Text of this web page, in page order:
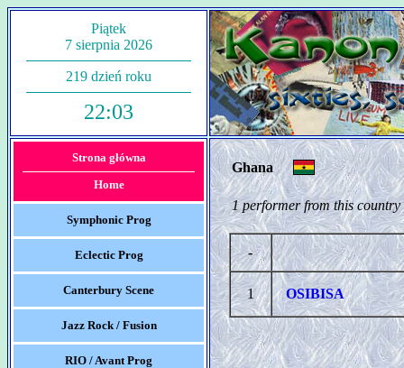
Piątek
7 sierpnia 2026
219 dzień roku
22:03
Strona główna
Home
Symphonic Prog
Eclectic Prog
Canterbury Scene
Jazz Rock / Fusion
RIO / Avant Prog
Ghana
1 performer from this country
-
1 OSIBISA